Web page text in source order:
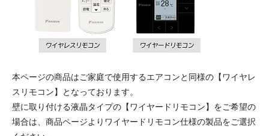
本ページの商品はご家庭で使用するエアコンと同様の【ワイヤレ
スリモコン】となっております。
壁に取り付ける液晶タイプの【ワイヤードリモコン】をご希望の
場合は、商品ページよりワイヤードリモコン仕様の製品をご選択